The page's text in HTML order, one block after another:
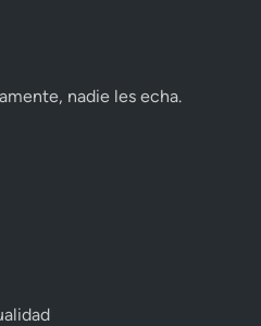
nadie les echa.